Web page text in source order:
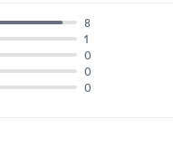
0
0
0
1
8